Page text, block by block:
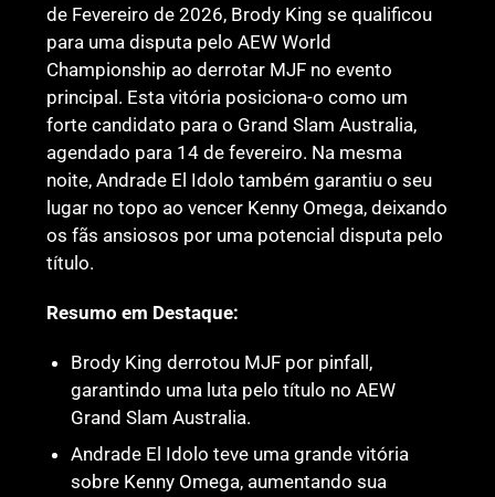
de Fevereiro de 2026, Brody King se qualificou
para uma disputa pelo AEW World
Championship ao derrotar MJF no evento
principal. Esta vitória posiciona-o como um
forte candidato para o Grand Slam Australia,
agendado para 14 de fevereiro. Na mesma
noite, Andrade El Idolo também garantiu o seu
lugar no topo ao vencer Kenny Omega, deixando
os fãs ansiosos por uma potencial disputa pelo
título.
Resumo em Destaque:
Brody King derrotou MJF por pinfall,
garantindo uma luta pelo título no AEW
Grand Slam Australia.
Andrade El Idolo teve uma grande vitória
sobre Kenny Omega, aumentando sua